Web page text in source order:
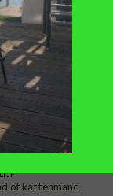
TOEVOEGEN
of kattenmand